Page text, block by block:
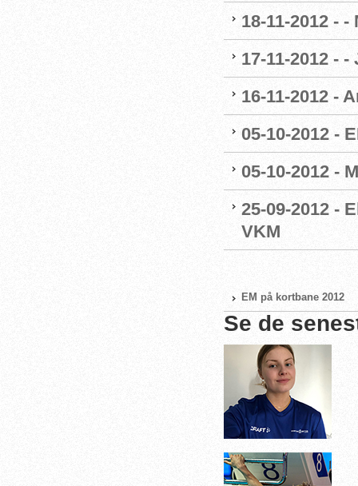
18-11-2012 -
17-11-2012 -
16-11-2012 -
05-10-2012 -
05-10-2012 -
25-09-2012 -
VKM
EM på kortbane 2012
Se de